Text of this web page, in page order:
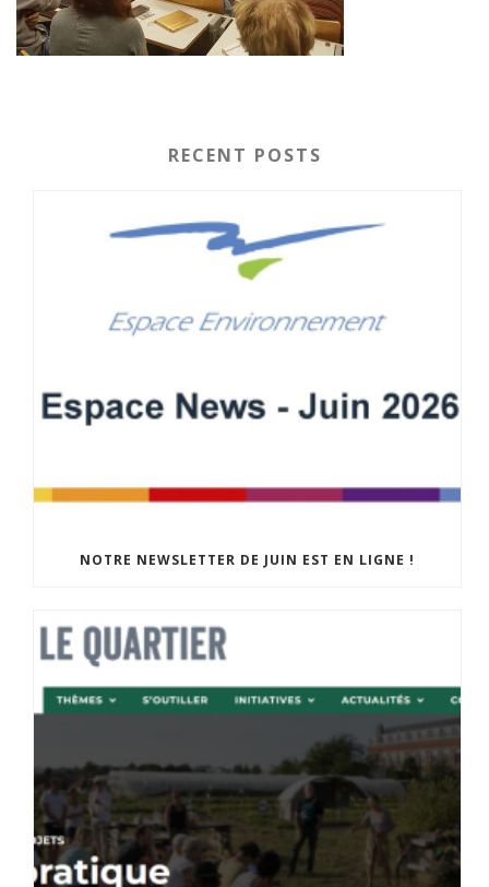
RECENT POSTS
NOTRE NEWSLETTER DE JUIN EST EN LIGNE !